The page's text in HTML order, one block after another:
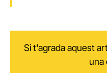
Si t'agrada aquest
una